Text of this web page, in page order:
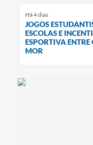
Há 4 dias
JOGOS
ESCOLAS E
ESPORTIVA
MOR